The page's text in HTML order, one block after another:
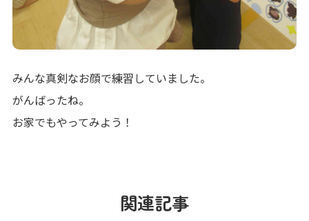
みんな真剣なお顔で練習していました。
がんばったね。
お家でもやってみよう！
関連記事